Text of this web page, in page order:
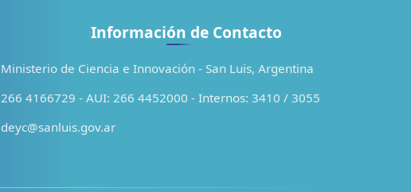
de necesidades alimentarias y no
alimentarias. Para calcular la
incidencia de la pobreza se
analiza la proporción de hogares
de la CBT; para el caso de la
ingreso no superan la CBA.
Información de Contacto
Ministerio de Ciencia e Innovación - San Luis, Argentina
266 4166729 - AUI: 266 4452000 - Internos: 3410 / 3055
deyc@sanluis.gov.ar